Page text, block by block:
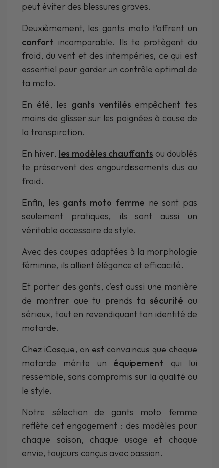
peut éviter des blessures graves.
Deuxièmement, les gants moto t’offrent un
confort incomparable. Ils te protègent du
froid, du vent et des intempéries, ce qui est
essentiel pour garder un contrôle optimal de
ta moto.
En été, les gants ventilés empêchent tes
mains de glisser sur les poignées à cause de
la transpiration.
En hiver, les modèles chauffants ou doublés
te préservent des engourdissements dus au
froid.
Enfin, les gants moto femme ne sont pas
seulement pratiques, ils sont aussi un
véritable accessoire de style.
Avec des coupes adaptées à la morphologie
féminine, ils allient élégance et efficacité.
Et porter des gants, c’est aussi une manière
de montrer que tu prends ta sécurité au
sérieux, tout en revendiquant ton identité de
motarde.
Chez iCasque, on est convaincus que chaque
motarde mérite un équipement qui lui
ressemble, sans compromis sur la qualité ou
le style.
Notre sélection de gants moto femme
reflète cet engagement : des modèles pour
chaque saison, chaque usage et chaque
envie, toujours conçus avec passion.